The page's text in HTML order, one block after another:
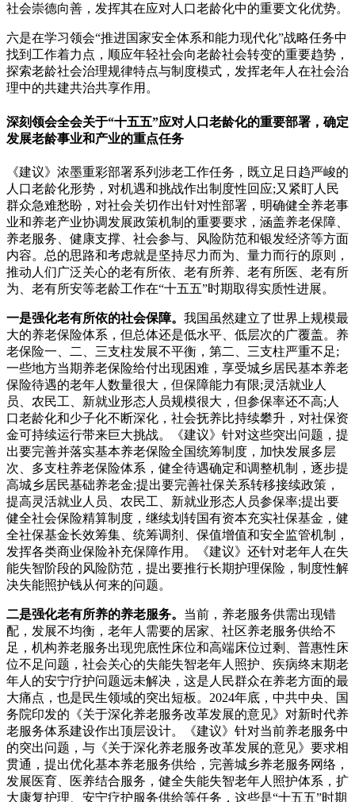
社会崇德向善，发挥其在应对人口老龄化中的重要文化优势。
六是在学习领会“推进国家安全体系和能力现代化”战略任务中
找到工作着力点，顺应年轻社会向老龄社会转变的重要趋势，
探索老龄社会治理规律特点与制度模式，发挥老年人在社会治
理中的共建共治共享作用。
深刻领会全会关于“十五五”应对人口老龄化的重要部署，确定
发展老龄事业和产业的重点任务
《建议》浓墨重彩部署系列涉老工作任务，既立足日趋严峻的
人口老龄化形势，对机遇和挑战作出制度性回应;又紧盯人民
群众急难愁盼，对社会关切作出针对性部署，明确健全养老事
业和养老产业协调发展政策机制的重要要求，涵盖养老保障、
养老服务、健康支撑、社会参与、风险防范和银发经济等方面
内容。总的思路和考虑就是坚持尽力而为、量力而行的原则，
推动人们广泛关心的老有所依、老有所养、老有所医、老有所
为、老有所安等老龄工作在“十五五”时期取得实质性进展。
一是强化老有所依的社会保障。 我国虽然建立了世界上规模最
大的养老保险体系，但总体还是低水平、低层次的广覆盖。养
老保险一、二、三支柱发展不平衡，第二、三支柱严重不足;
一些地方当期养老保险给付出现困难，享受城乡居民基本养老
保险待遇的老年人数量很大，但保障能力有限;灵活就业人
员、农民工、新就业形态人员规模很大，但参保率还不高;人
口老龄化和少子化不断深化，社会抚养比持续攀升，对社保资
金可持续运行带来巨大挑战。《建议》针对这些突出问题，提
出要完善并落实基本养老保险全国统筹制度，加快发展多层
次、多支柱养老保险体系，健全待遇确定和调整机制，逐步提
高城乡居民基础养老金;提出要完善社保关系转移接续政策，
提高灵活就业人员、农民工、新就业形态人员参保率;提出要
健全社会保险精算制度，继续划转国有资本充实社保基金，健
全社保基金长效筹集、统筹调剂、保值增值和安全监管机制，
发挥各类商业保险补充保障作用。《建议》还针对老年人在失
能失智阶段的风险防范，提出要推行长期护理保险，制度性解
决失能照护钱从何来的问题。
二是强化老有所养的养老服务。 当前，养老服务供需出现错
配，发展不均衡，老年人需要的居家、社区养老服务供给不
足，机构养老服务出现兜底性床位和高端床位过剩、普惠性床
位不足问题，社会关心的失能失智老年人照护、疾病终末期老
年人的安宁疗护问题远未解决，这是人民群众在养老方面的最
大痛点，也是民生领域的突出短板。2024年底，中共中央、国
务院印发的《关于深化养老服务改革发展的意见》对新时代养
老服务体系建设作出顶层设计。《建议》针对当前养老服务中
的突出问题，与《关于深化养老服务改革发展的意见》要求相
贯通，提出优化基本养老服务供给，完善城乡养老服务网络，
发展医育、医养结合服务，健全失能失智老年人照护体系，扩
大康复护理、安宁疗护服务供给等任务，这些是“十五五”时期